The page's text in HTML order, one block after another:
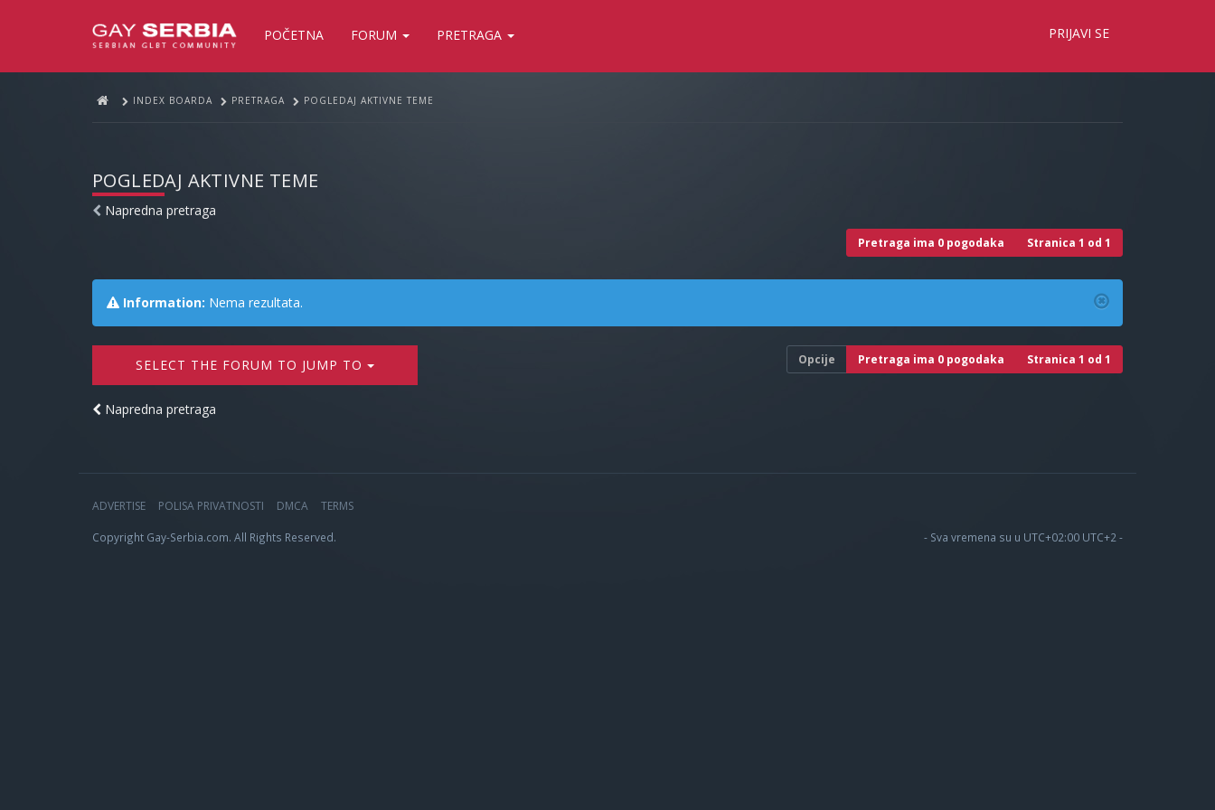
POČETNA FORUM PRETRAGA PRIJAVI SE
INDEX BOARDA PRETRAGA POGLEDAJ AKTIVNE TEME
POGLEDAJ AKTIVNE TEME
Napredna pretraga
Pretraga ima 0 pogodaka Stranica 1 od 1
Information: Nema rezultata.
Opcije Pretraga ima 0 pogodaka Stranica 1 od 1
SELECT THE FORUM TO JUMP TO
Napredna pretraga
ADVERTISE POLISA PRIVATNOSTI DMCA TERMS
Copyright Gay-Serbia.com. All Rights Reserved. - Sva vremena su u UTC+02:00 UTC+2 -